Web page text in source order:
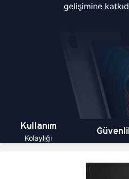
gelişimine
Kullanım
Kolaylığı